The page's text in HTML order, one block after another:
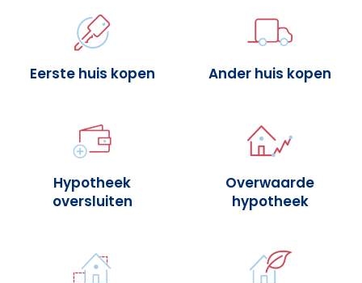
Eerste huis kopen Ander huis kopen
Hypotheek
oversluiten
Overwaarde
hypotheek